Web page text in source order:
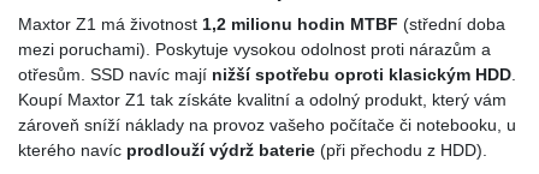
Maxtor Z1 má životnost 1,2 milionu hodin MTBF (střední doba
mezi poruchami). Poskytuje vysokou odolnost proti nárazům a
otřesům. SSD navíc mají nižší spotřebu oproti klasickým HDD
Koupí Maxtor Z1 tak získáte kvalitní a odolný produkt, který vám
zároveň sníží náklady na provoz vašeho počítače či notebooku, u
kterého navíc prodlouží výdrž baterie (při přechodu z HDD).